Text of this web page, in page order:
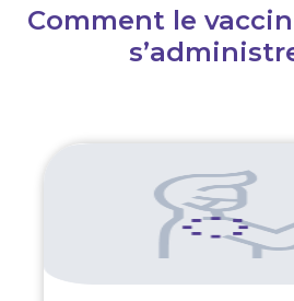
Comment le vaccin